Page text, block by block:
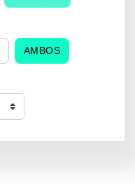
AMBOS